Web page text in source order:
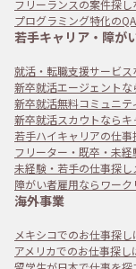
フリーランスの案件探
プログラミング特化の
若手キャリア・障が
就活・転職支援サービ
新卒就活エージェント
新卒就活無料コミュニ
新卒就活スカウトなら
若手ハイキャリアの仕
フリーター・既卒・未
未経験・若手の仕事探し
障がい者雇用ならワーク
海外事業
メキシコでのお仕事探
アメリカでのお仕事探し